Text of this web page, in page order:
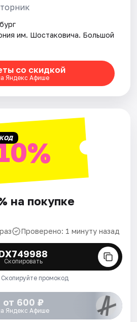
им. Шостаковича. Большой
со скидкой
Яндекс Афише
на покупке
Проверено: 1 минуту назад
Скопировать
Скопируйте промокод
от 600 ₽
Яндекс Афише